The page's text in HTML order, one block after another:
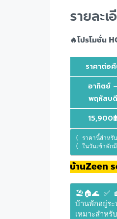
รายละ
🔥โปรโมชั่น
ราคาต่อ
อาทิตย์ –
พฤหัสบดี
15,900฿
( ราคานี้สำหรั
( ในวันเข้าพัก
บ้านZeen
🏖🏠🌊 ✅
บ้านพักอยู่ร
เหมาะสำห